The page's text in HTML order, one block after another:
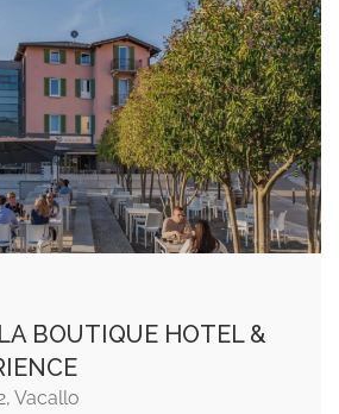
BOUTIQUE HOTEL &
Vacallo